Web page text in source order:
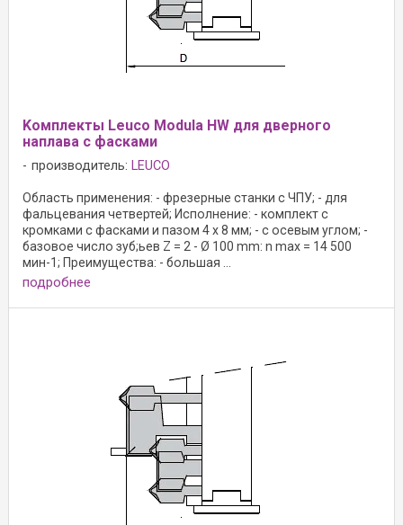
Kомплекты Leuco Modula HW для дверного
наплава с фасками
производитель: LEUCO
Область применения: - фрезерные станки с ЧПУ; - для
фальцевания четвертей; Исполнение: - комплект с
кромками с фасками и пазом 4 x 8 мм; - с осевым углом; -
базовое число зуб;ьев Z = 2 - Ø 100 mm: n max = 14 500
мин-1; Преимущества: - большая ...
подробнее